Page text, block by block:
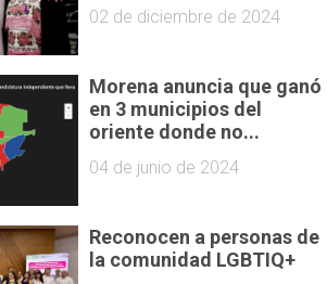
02 de diciembre de 2024
Morena anuncia que ganó
en 3 municipios del
oriente donde no...
04 de junio de 2024
Reconocen a personas de
la comunidad LGBTIQ+